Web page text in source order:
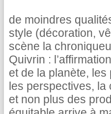
de moindres
style (décoration,
scène la
Quivrin :
et de la planète,
les perspectives, la
et non plus des